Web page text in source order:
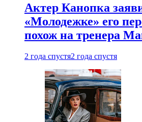
Актер Канопка
«Молодежке» его
похож на тренера
2 года спустя2 года спустя